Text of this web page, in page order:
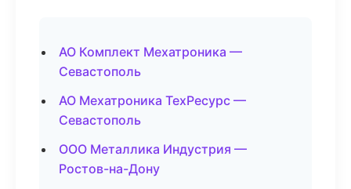
АО Комплект Мехатроника —
Севастополь
АО Мехатроника ТехРесурс —
Севастополь
ООО Металлика Индустрия —
Ростов-на-Дону